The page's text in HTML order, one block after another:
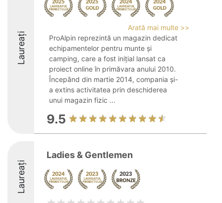
Laureați
Arată mai multe >>
ProAlpin reprezintă un magazin dedicat
echipamentelor pentru munte și
camping, care a fost inițial lansat ca
proiect online în primăvara anului 2010.
Începând din martie 2014, compania și-
a extins activitatea prin deschiderea
unui magazin fizic ...
9.5
Laureați
Ladies & Gentlemen